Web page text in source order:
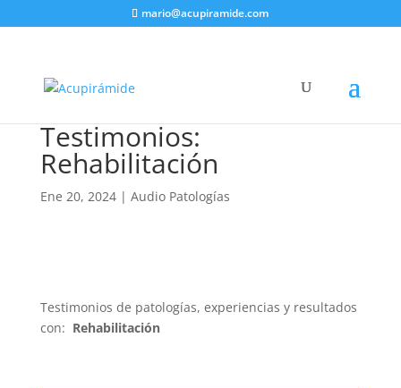
mario@acupiramide.com
Testimonios:
Rehabilitación
Ene 20, 2024| Audio Patologías
Testimonios de patologías, experiencias y resultados
con: Rehabilitación